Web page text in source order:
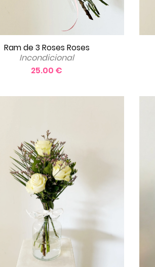
Ram de 3 Roses Roses
Incondicional
25.00 €